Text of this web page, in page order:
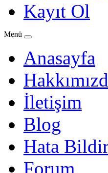
Kayıt Ol
Menü
Anasayfa
İletişim
Blog
Hata
Forum